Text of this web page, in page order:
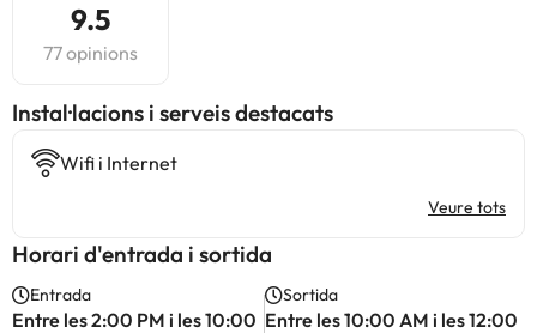
9.5
77 opinions
Instal·lacions i serveis destacats
Wifi i Internet
Veure tots
Horari d'entrada i sortida
Entrada
Entre les 2:00 PM i les 10:00
Sortida
Entre les 10:00 AM i les 12:00